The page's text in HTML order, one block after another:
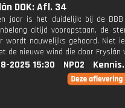
DOK: Afl. 34
jaar is het duidelijk: bij de
altijd vooropstaan, de
wordt nauwelijks gehoord. Niet
de nieuwe wind die door Fryslân
2025 15:30 NPO2